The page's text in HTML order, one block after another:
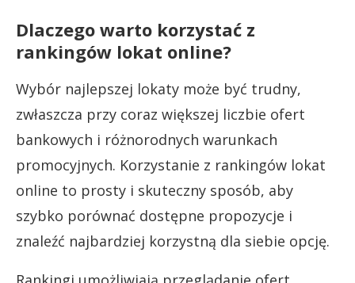
Dlaczego warto korzystać z
rankingów lokat online?
Wybór najlepszej lokaty może być trudny,
zwłaszcza przy coraz większej liczbie ofert
bankowych i różnorodnych warunkach
promocyjnych. Korzystanie z rankingów lokat
online to prosty i skuteczny sposób, aby
szybko porównać dostępne propozycje i
znaleźć najbardziej korzystną dla siebie opcję.